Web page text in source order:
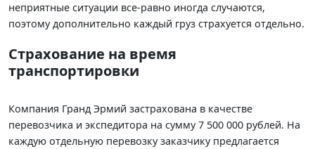
неприятные ситуации все-равно иногда случаются,
поэтому дополнительно каждый груз страхуется отдельно.
Страхование на время
транспортировки
Компания Гранд Эрмий застрахована в качестве
перевозчика и экспедитора на сумму 7 500 000 рублей. На
каждую отдельную перевозку заказчику предлагается